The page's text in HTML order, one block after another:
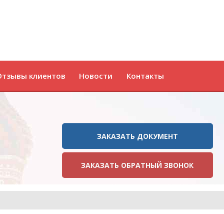
клиентов Новости Контакты
ЗАКАЗАТЬ ДОКУМЕНТ
ЗАКАЗАТЬ ОБРАТНЫЙ ЗВОНОК